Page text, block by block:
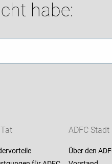
habe:
ADFC
Über den